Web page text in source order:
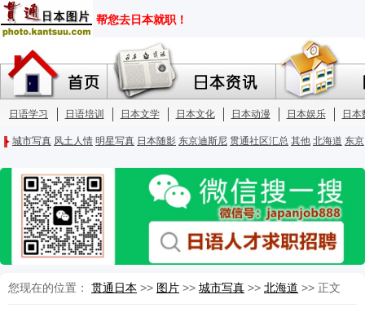
您现在的位置： 贯通日本 >> 图片 >> 城市写真 >> 北海道 >> 正文